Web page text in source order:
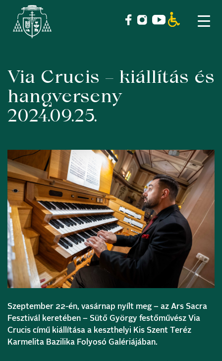
Skip
content
Via Crucis – kiállítás és
hangverseny
2024.09.25.
Szeptember 22-én, vasárnap nyílt meg – az Ars Sacra
Fesztivál keretében – Sütő György festőművész Via
Crucis című kiállítása a keszthelyi Kis Szent Teréz
Karmelita Bazilika Folyosó Galériájában.